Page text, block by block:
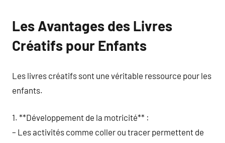
Les Avantages des Livres
Créatifs pour Enfants
Les livres créatifs sont une véritable ressource pour les
enfants.
1. **Développement de la motricité** :
– Les activités comme coller ou tracer permettent de